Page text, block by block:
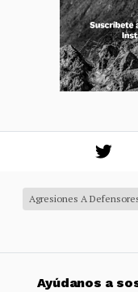
Agresiones A
Ayúdanos a